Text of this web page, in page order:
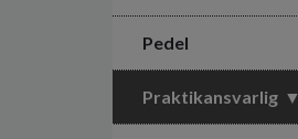
Pedel
Praktikansvarlig